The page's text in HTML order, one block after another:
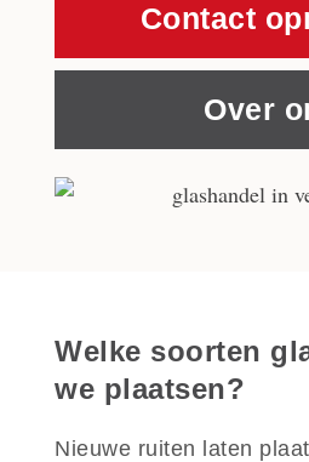
Contact
Over
Welke soorten
we plaatsen?
Nieuwe ruiten laten